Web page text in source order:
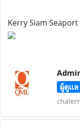
Kerry Siam
ผู้ดูแล